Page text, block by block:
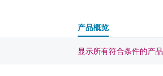
产品概览
显示所有符合条件的产品